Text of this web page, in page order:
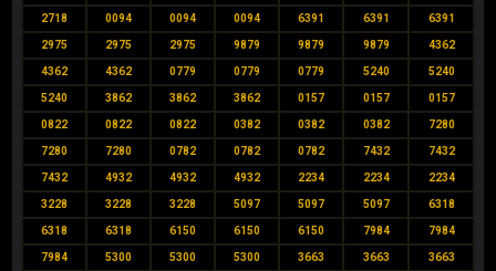
2718 0094 0094 0094 6391 6391 6391
2975 2975 2975 9879 9879 9879 4362
4362 4362 0779 0779 0779 5240 5240
5240 3862 3862 3862 0157 0157 0157
0822 0822 0822 0382 0382 0382 7280
7280 7280 0782 0782 0782 7432 7432
7432 4932 4932 4932 2234 2234 2234
3228 3228 3228 5097 5097 5097 6318
6318 6318 6150 6150 6150 7984 7984
7984 5300 5300 5300 3663 3663 3663